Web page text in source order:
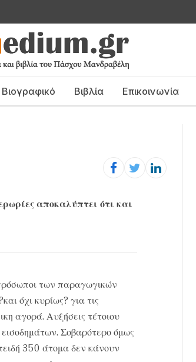
Βιογραφικό Βιβλία Επικοινωνία
αποκαλύπτει ότι και
των παραγωγικών
όχι κυρίως? για τις
αγορά. Αυξήσεις τέτοιου
Σοβαρότερο όμως
350 άτομα δεν κάνουν